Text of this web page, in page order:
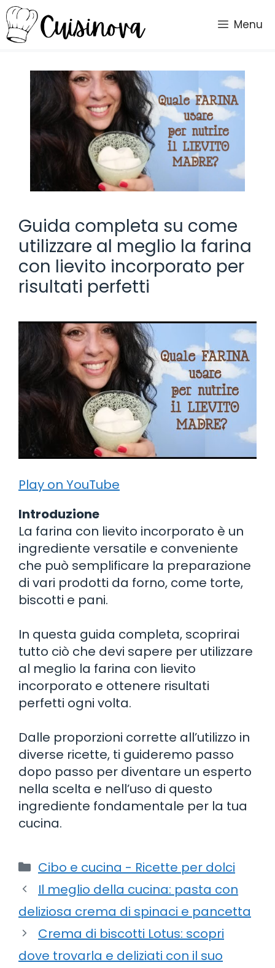
Vai
al
contenuto
Menu
Guida completa su come
utilizzare al meglio la farina
con lievito incorporato per
risultati perfetti
Play on YouTube
Introduzione
La farina con lievito incorporato è un
ingrediente versatile e conveniente
che può semplificare la preparazione
di vari prodotti da forno, come torte,
biscotti e pani.
In questa guida completa, scoprirai
tutto ciò che devi sapere per utilizzare
al meglio la farina con lievito
incorporato e ottenere risultati
perfetti ogni volta.
Dalle proporzioni corrette all’utilizzo in
diverse ricette, ti guideremo passo
dopo passo per diventare un esperto
nella scelta e nell’uso di questo
ingrediente fondamentale per la tua
cucina.
Categorie
Cibo e cucina - Ricette per dolci
Il meglio della cucina: pasta con
deliziosa crema di spinaci e pancetta
Crema di biscotti Lotus: scopri
dove trovarla e deliziati con il suo